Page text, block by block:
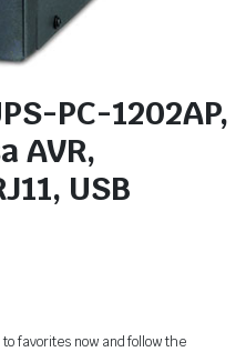
PC-1202AP,
AVR,
USB
favorites now and follow the